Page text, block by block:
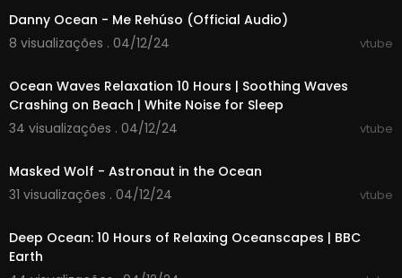
Danny Ocean - Me Rehúso (Official Audio)
8 visualizações . 04/12/24
vtube
Ocean Waves Relaxation 10 Hours | Soothing Waves
Crashing on Beach | White Noise for Sleep
34 visualizações . 04/12/24
vtube
Masked Wolf - Astronaut in the Ocean
31 visualizações . 04/12/24
vtube
Deep Ocean: 10 Hours of Relaxing Oceanscapes | BBC
Earth